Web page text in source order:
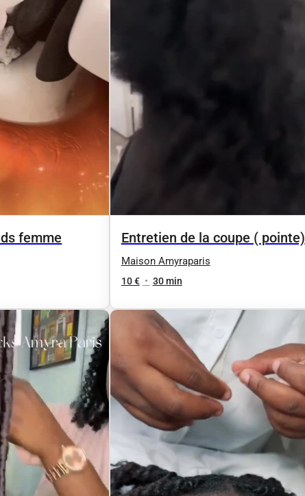
femme Entretien de la coupe ( pointe)
Maison Amyraparis
10 € • 30 min